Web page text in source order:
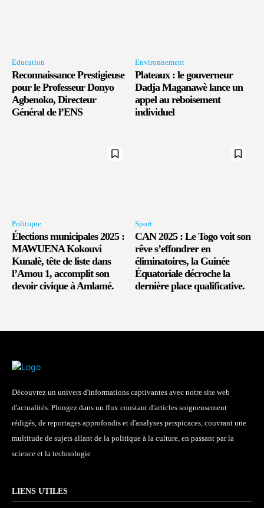
Education
Reconnaissance Prestigieuse
pour le Professeur Donyo
Agbenoko, Directeur
Général de l’ENS
Environnement
Plateaux : le gouverneur
Dadja Maganawè lance un
appel au reboisement
individuel
Politique
Élections municipales 2025 :
MAWUENA Kokouvi
Kunalè, tête de liste dans
l’Amou 1, accomplit son
devoir civique à Amlamé.
Sport
CAN 2025 : Le Togo voit son
rêve s’effondrer en
éliminatoires, la Guinée
Équatoriale décroche la
dernière place qualificative.
Découvrez un univers d'informations captivantes avec notre site web
d'actualités. Plongez dans un flux constant d'articles soigneusement
rédigés, de reportages approfondis et d'analyses perspicaces, couvrant une
multitude de sujets allant de la politique à la culture, en passant par la
science et la technologie
LIENS UTILES